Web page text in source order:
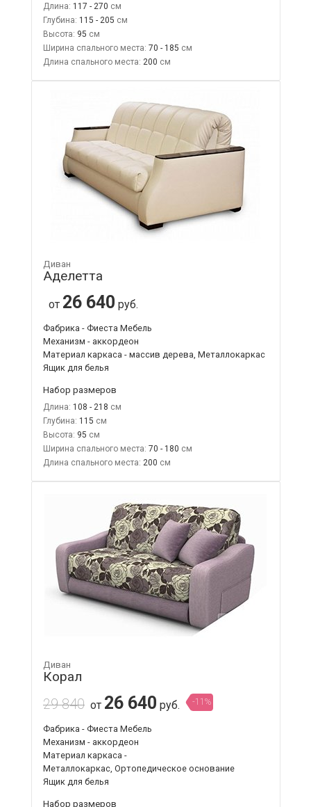
Длина: 117 - 270
Глубина: 115 - 205
Высота: 95
Ширина спального места: 70 - 185
Длина спального места: 200
Диван
Аделетта
от 26 640 руб.
Фабрика - Фиеста Мебель
Механизм - аккордеон
Материал каркаса - массив дерева, Металлокаркас
Ящик для белья
Набор размеров
Длина: 108 - 218
Глубина: 115
Высота: 95
Ширина спального места: 70 - 180
Длина спального места: 200
Диван
Корал
29 840 от 26 640 руб. -11%
Фабрика - Фиеста Мебель
Механизм - аккордеон
Материал каркаса -
Металлокаркас, Ортопедическое основание
Ящик для белья
Набор размеров